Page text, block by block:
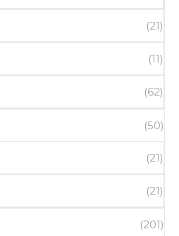
(21)
(11)
(62)
(50)
(21)
(21)
(201)